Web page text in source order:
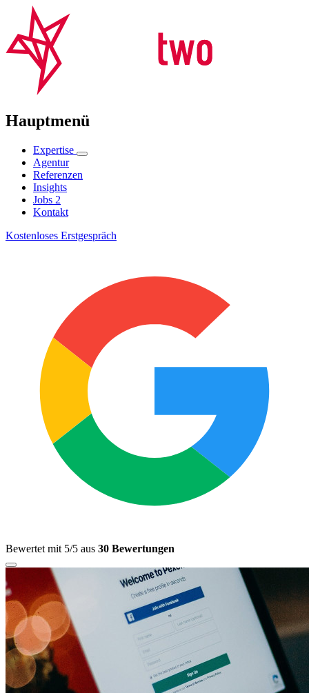
Hauptmenü
Expertise
Agentur
Referenzen
Insights
Jobs 2
Kontakt
Kostenloses Erstgespräch
Bewertet mit 5/5 aus 30 Bewertungen